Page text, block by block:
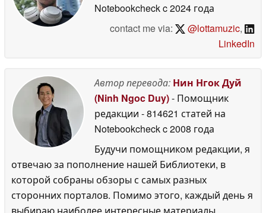
Notebookcheckc 2024 года
contact me via:
@lottamuzic,
LinkedIn
Автор перевода: Нин Нгок Дуй
(Ninh Ngoc Duy)- Помощник
редакции - 814621 статей на
Notebookcheckc 2008 года
Будучи помощником редакции, я
отвечаю за пополнение нашей Библиотеки, в
которой собраны обзоры с самых разных
сторонних порталов. Помимо этого, каждый день я
выбираю наиболее интересные материалы